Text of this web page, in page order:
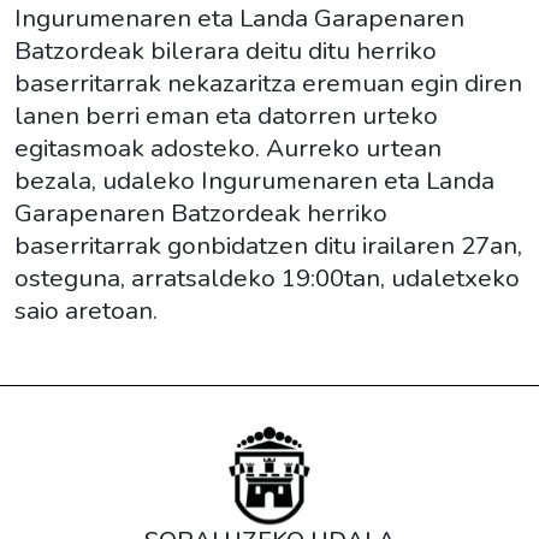
27T20:00:00+02:00
Ingurumenaren
eta
Landa
Garapenaren
Batzordeak
bilerara
deitu
nekazaritza
Ingurumenaren eta Landa Garapenaren
Batzordeak bilerara deitu ditu herriko
baserritarrak nekazaritza eremuan egin diren
lanen berri eman eta datorren urteko
egitasmoak adosteko. Aurreko urtean
bezala, udaleko Ingurumenaren eta Landa
Garapenaren Batzordeak herriko
baserritarrak gonbidatzen ditu irailaren 27an,
osteguna, arratsaldeko 19:00tan, udaletxeko
saio aretoan.